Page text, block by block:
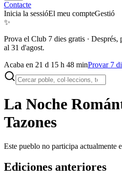
Contacte
Inicia la sessióEl meu compteGestió
✨
Prova el Club 7 dies gratis · Després,
al 31 d'agost.
Acaba en 21 d 15 h 48 minProvar 7
La Noche
Tazones
Este pueblo no participa actualmente
Ediciones anteriores